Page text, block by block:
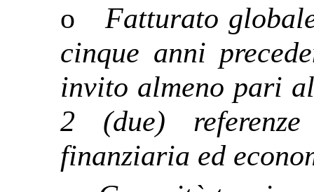
o
Fatturato
cinque anni
invito almeno pari
2 (due)
finanziaria ed